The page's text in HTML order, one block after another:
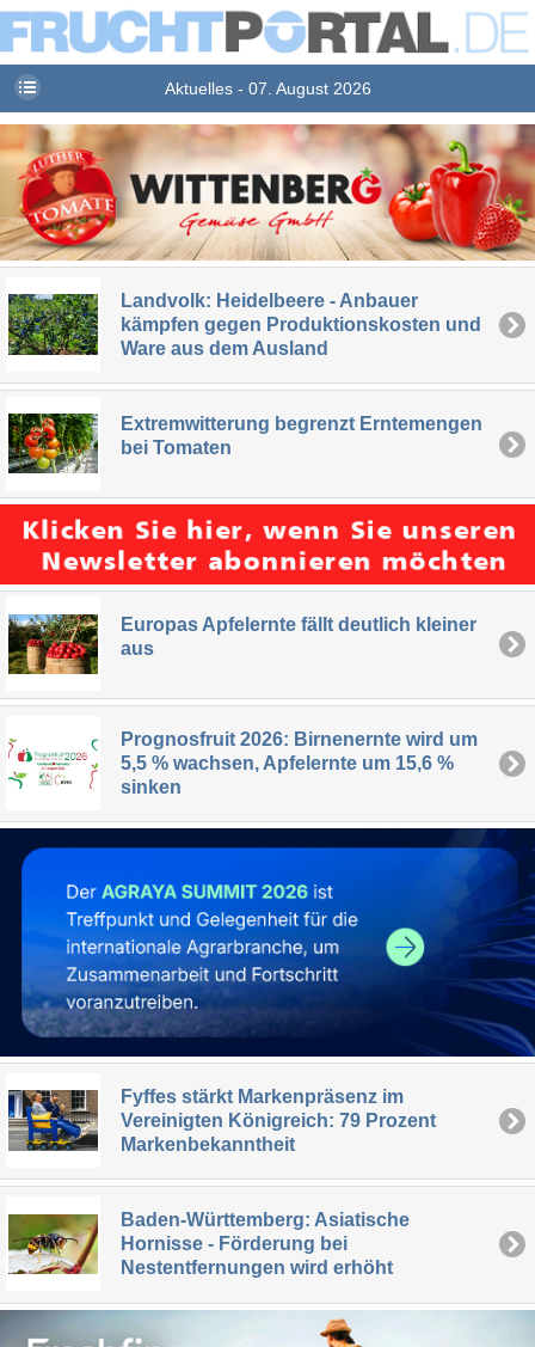
Aktuelles - 07. August 2026
Landvolk: Heidelbeere - Anbauer
kämpfen gegen Produktionskosten und
Ware aus dem Ausland
Extremwitterung begrenzt Erntemengen
bei Tomaten
Europas Apfelernte fällt deutlich kleiner
aus
Prognosfruit 2026: Birnenernte wird um
5,5 % wachsen, Apfelernte um 15,6 %
sinken
Fyffes stärkt Markenpräsenz im
Vereinigten Königreich: 79 Prozent
Markenbekanntheit
Baden-Württemberg: Asiatische
Hornisse - Förderung bei
Nestentfernungen wird erhöht